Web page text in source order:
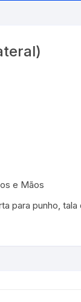
e Mãos
para punho, tala